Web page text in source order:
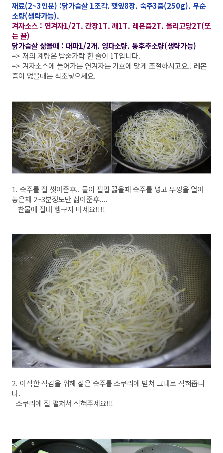
재료(2~3인분) :닭가슴살 1조각. 깻잎8장. 숙주3줌(250g). 무순
소량(생략가능).
겨자소스 : 연겨자1/2T. 간장1T. 깨1T. 레몬즙2T. 올리고당2T(또
는 꿀)
닭가슴살 삶을때 : 대파1/2개. 양파소량. 통후추소량(생략가능)
=> 저의 계량은 밥숟가락 한 술이 1T입니다.
=> 겨자소스에 들어가는 연겨자는 기호에 맞게 조절하시고요.. 레몬
즙이 없을때는 식초넣으세요.
1. 숙주를 잘 씻어준후.. 물이 팔팔 끓을때 숙주를 넣고 뚜껑을 열어
놓은채 2~3분정도만 삶아준후....
찬물에 절대 헹구지 마세요!!!!
2. 아삭한 식감을 위해 삶은 숙주를 소쿠리에 받쳐 그대로 식혀줍니
다.
소쿠리에 잘 펼쳐서 식혀주세요!!!